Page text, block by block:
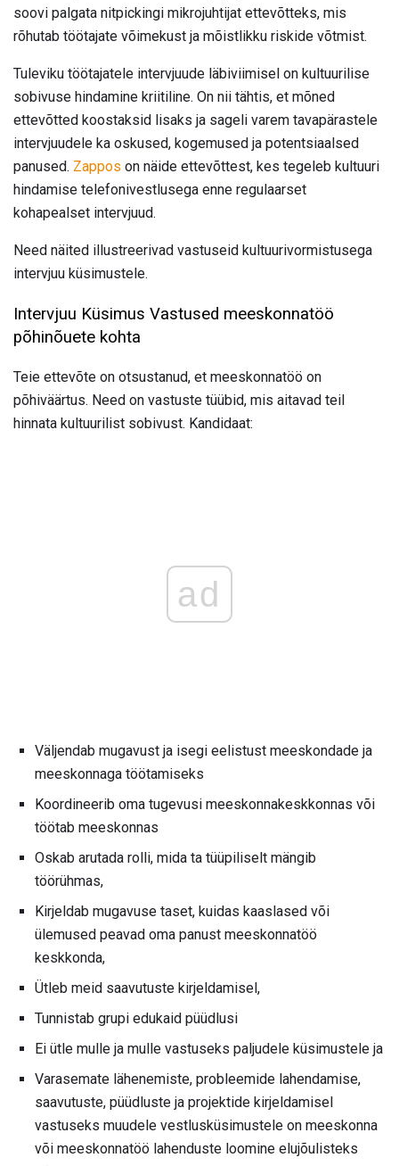
soovi palgata nitpickingi mikrojuhtijat ettevõtteks, mis
rõhutab töötajate võimekust ja mõistlikku riskide võtmist.
Tuleviku töötajatele intervjuude läbiviimisel on kultuurilise
sobivuse hindamine kriitiline. On nii tähtis, et mõned
ettevõtted koostaksid lisaks ja sageli varem tavapärastele
intervjuudele ka oskused, kogemused ja potentsiaalsed
panused. Zappos on näide ettevõttest, kes tegeleb kultuuri
hindamise telefonivestlusega enne regulaarset
kohapealset intervjuud.
Need näited illustreerivad vastuseid kultuurivormistusega
intervjuu küsimustele.
Intervjuu Küsimus Vastused meeskonnatöö
põhinõuete kohta
Teie ettevõte on otsustanud, et meeskonnatöö on
põhiväärtus. Need on vastuste tüübid, mis aitavad teil
hinnata kultuurilist sobivust. Kandidaat:
ad
Väljendab mugavust ja isegi eelistust meeskondade ja
meeskonnaga töötamiseks
Koordineerib oma tugevusi meeskonnakeskkonnas või
töötab meeskonnas
Oskab arutada rolli, mida ta tüüpiliselt mängib
töörühmas,
Kirjeldab mugavuse taset, kuidas kaaslased või
ülemused peavad oma panust meeskonnatöö
keskkonda,
Ütleb meid saavutuste kirjeldamisel,
Tunnistab grupi edukaid püüdlusi
Ei ütle mulle ja mulle vastuseks paljudele küsimustele ja
Varasemate lähenemiste, probleemide lahendamise,
saavutuste, püüdluste ja projektide kirjeldamisel
vastuseks muudele vestlusküsimustele on meeskonna
või meeskonnatöö lahenduste loomine elujõulisteks